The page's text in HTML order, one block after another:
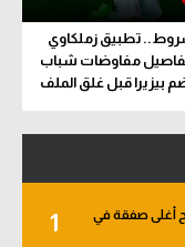
تطبيق زملكاوي
مفاوضات شباب
بيزيرا قبل غلق الملف
1
أغلى صفقة في